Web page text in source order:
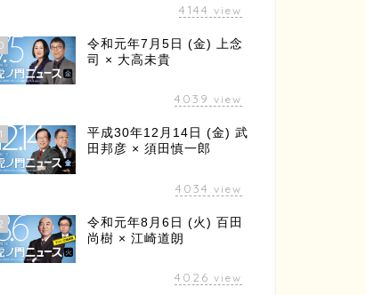
4144 view
令和元年7月5日 (金) 上念
司 × 大高未貴
4039 view
平成30年12月14日 (金) 武
田邦彦 × 須田慎一郎
4034 view
令和元年8月6日 (火) 百田
尚樹 × 江崎道朗
4026 view